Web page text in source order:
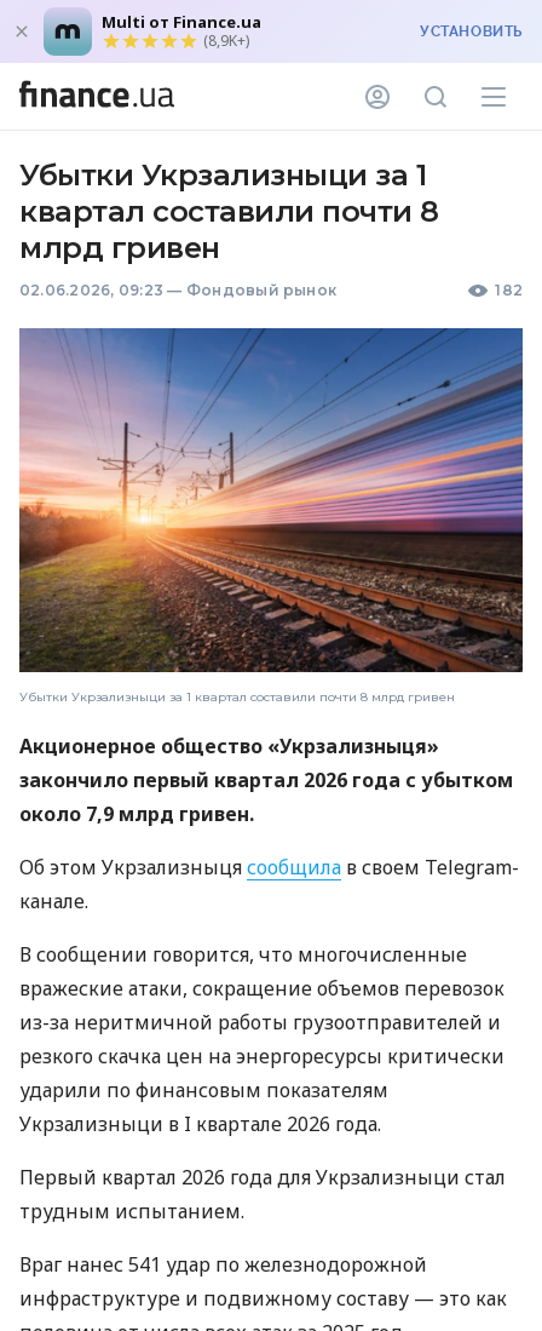
Multi от Finance.ua
(8,9K+) УСТАНОВИТЬ
Убытки Укрзализныци за 1
квартал составили почти 8
млрд гривен
02.06.2026, 09:23 — Фондовый рынок 182
Убытки Укрзализныци за 1 квартал составили почти 8 млрд гривен
Акционерное общество «Укрзализныця»
закончило первый квартал 2026 года с убытком
около 7,9 млрд гривен.
Об этом Укрзализныцясообщила в своем Telegram-
канале.
В сообщении говорится, что многочисленные
вражеские атаки, сокращение объемов перевозок
из-за неритмичной работы грузоотправителей и
резкого скачка цен на энергоресурсы критически
ударили по финансовым показателям
Укрзализныци в I квартале 2026 года.
Первый квартал 2026 года для Укрзализныци стал
трудным испытанием.
Враг нанес 541 удар по железнодорожной
инфраструктуре и подвижному составу — это как